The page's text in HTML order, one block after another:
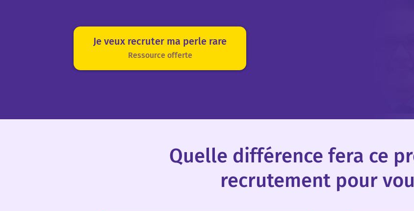
Je veux recruter ma perle rare
Ressource offerte
Quelle différence fera ce
recrutement pour